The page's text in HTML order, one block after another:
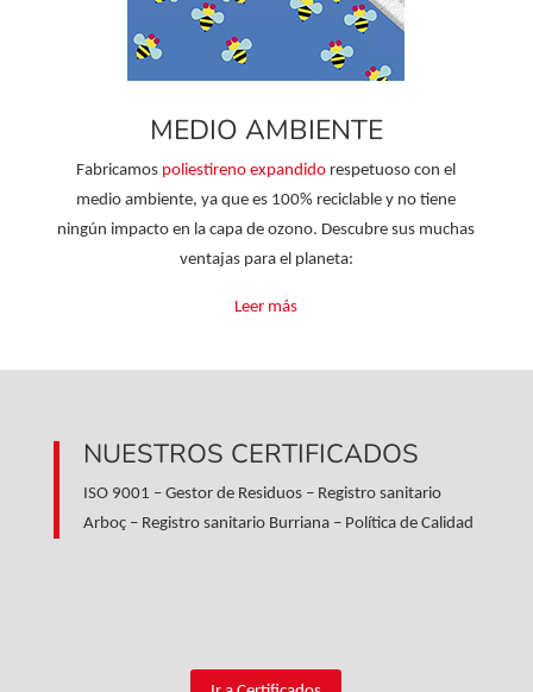
MEDIO AMBIENTE
Fabricamos poliestireno expandido respetuoso con el
medio ambiente, ya que es 100% reciclable y no tiene
ningún impacto en la capa de ozono. Descubre sus muchas
ventajas para el planeta:
Leer más
NUESTROS CERTIFICADOS
ISO 9001 – Gestor de Residuos – Registro sanitario
Arboç – Registro sanitario Burriana – Política de Calidad